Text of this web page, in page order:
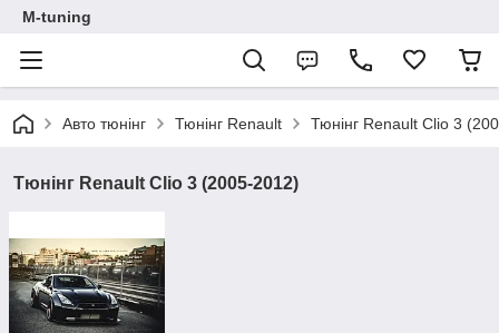
M-tuning
Авто тюнінг Тюнінг Renault Тюнінг Renault Clio 3
Тюнінг Renault Clio 3 (2005-2012)